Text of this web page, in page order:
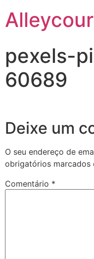
pexels-
60689
Deixe um
O seu endereço de
obrigatórios marcados
Comentário *